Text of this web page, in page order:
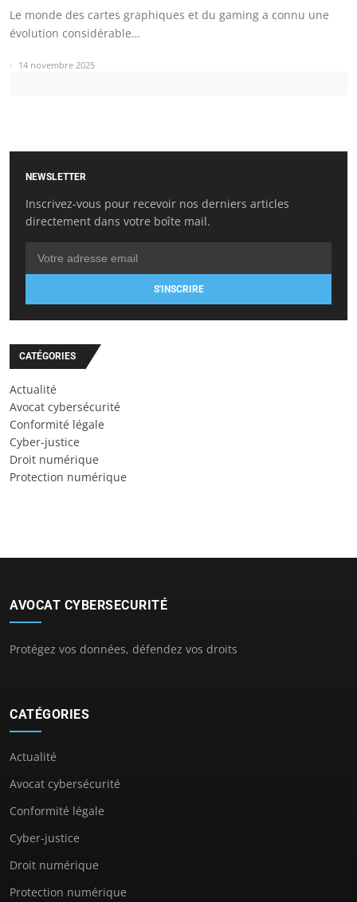
Le monde des cartes graphiques et du gaming a connu une
évolution considérable…
14 novembre 2025
NEWSLETTER
Inscrivez-vous pour recevoir nos derniers articles
directement dans votre boîte mail.
S'INSCRIRE
CATÉGORIES
Actualité
Avocat cybersécurité
Conformité légale
Cyber-justice
Droit numérique
Protection numérique
AVOCAT CYBERSECURITÉ
Protégez vos données, défendez vos droits
CATÉGORIES
Actualité
Avocat cybersécurité
Conformité légale
Cyber-justice
Droit numérique
Protection numérique